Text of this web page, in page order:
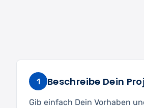
1 Beschreibe Dein
Gib einfach Dein Vorhaben